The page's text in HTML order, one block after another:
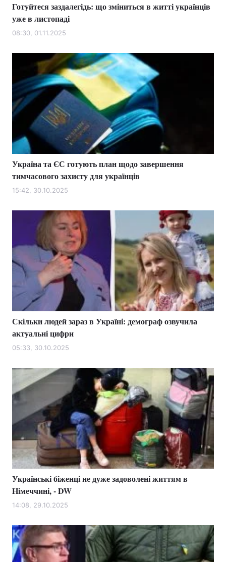
Готуйтеся заздалегідь: що зміниться в житті українців
уже в листопаді
08:30, 01.11.2025
Україна та ЄС готують план щодо завершення
тимчасового захисту для українців
15:42, 30.10.2025
Скільки людей зараз в Україні: демограф озвучила
актуальні цифри
05:33, 30.10.2025
Українські біженці не дуже задоволені життям в
Німеччині, - DW
14:08, 29.10.2025